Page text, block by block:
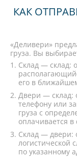
КАК
«Деливери»
груза. Вы
Склад — склад:
его в
Двери — склад:
телефону или
груза с
оплачивается
Склад — двери:
логистической
по указанному